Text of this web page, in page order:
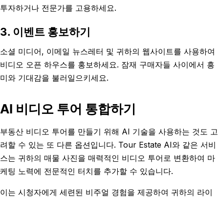
투자하거나 전문가를 고용하세요.
3. 이벤트 홍보하기
소셜 미디어, 이메일 뉴스레터 및 귀하의 웹사이트를 사용하여
비디오 오픈 하우스를 홍보하세요. 잠재 구매자들 사이에서 흥
미와 기대감을 불러일으키세요.
AI 비디오 투어 통합하기
부동산 비디오 투어를 만들기 위해 AI 기술을 사용하는 것도 고
려할 수 있는 또 다른 옵션입니다. Tour Estate AI와 같은 서비
스는 귀하의 매물 사진을 매력적인 비디오 투어로 변환하여 마
케팅 노력에 전문적인 터치를 추가할 수 있습니다.
이는 시청자에게 세련된 비주얼 경험을 제공하여 귀하의 라이